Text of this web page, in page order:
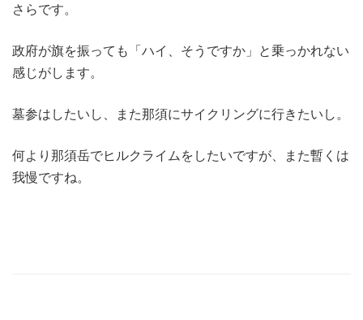
さらです。
政府が旗を振っても「ハイ、そうですか」と乗っかれない
感じがします。
墓参はしたいし、また那須にサイクリングに行きたいし。
何より那須岳でヒルクライムをしたいですが、また暫くは
我慢ですね。